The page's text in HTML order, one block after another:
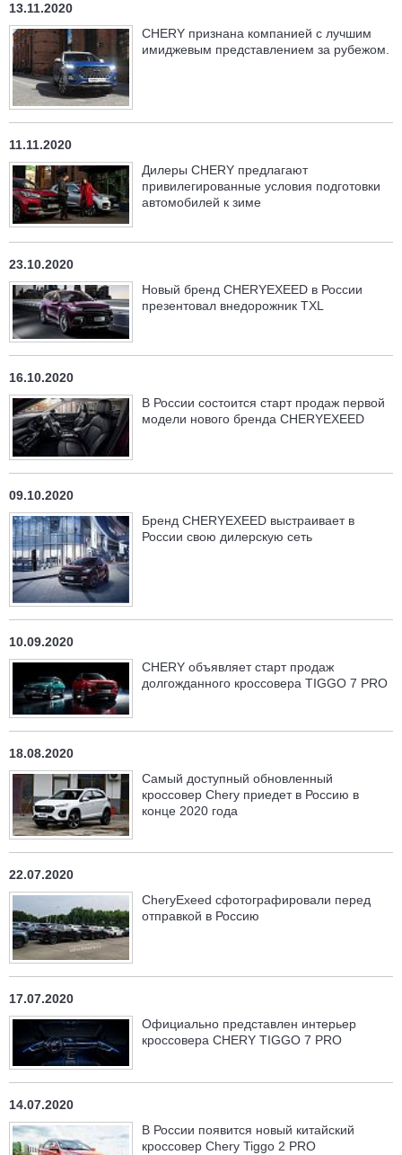
13.11.2020
CHERY признана компанией с лучшим
имиджевым представлением за рубежом.
11.11.2020
Дилеры CHERY предлагают
привилегированные условия подготовки
автомобилей к зиме
23.10.2020
Новый бренд CHERYEXEED в России
презентовал внедорожник TXL
16.10.2020
В России состоится старт продаж первой
модели нового бренда CHERYEXEED
09.10.2020
Бренд CHERYEXEED выстраивает в
России свою дилерскую сеть
10.09.2020
CHERY объявляет старт продаж
долгожданного кроссовера TIGGO 7 PRO
18.08.2020
Самый доступный обновленный
кроссовер Chery приедет в Россию в
конце 2020 года
22.07.2020
CheryExeed сфотографировали перед
отправкой в Россию
17.07.2020
Официально представлен интерьер
кроссовера CHERY TIGGO 7 PRO
14.07.2020
В России появится новый китайский
кроссовер Chery Tiggo 2 PRO